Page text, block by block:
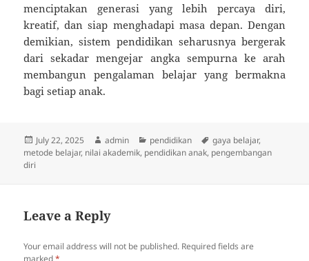
menciptakan generasi yang lebih percaya diri,
kreatif, dan siap menghadapi masa depan. Dengan
demikian, sistem pendidikan seharusnya bergerak
dari sekadar mengejar angka sempurna ke arah
membangun pengalaman belajar yang bermakna
bagi setiap anak.
Posted
on
July 22, 2025 Author
admin Categories
pendidikan Tags
gaya belajar,
metode belajar, nilai akademik, pendidikan anak, pengembangan
diri
Leave a Reply
Your email address will not be published. Required fields are
marked*